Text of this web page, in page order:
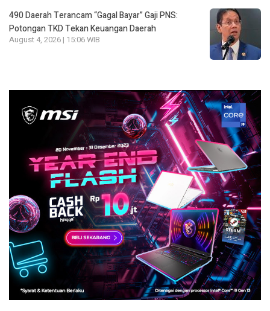
490 Daerah Terancam “Gagal Bayar” Gaji PNS:
Potongan TKD Tekan Keuangan Daerah
August 4, 2026 | 15:06 WIB